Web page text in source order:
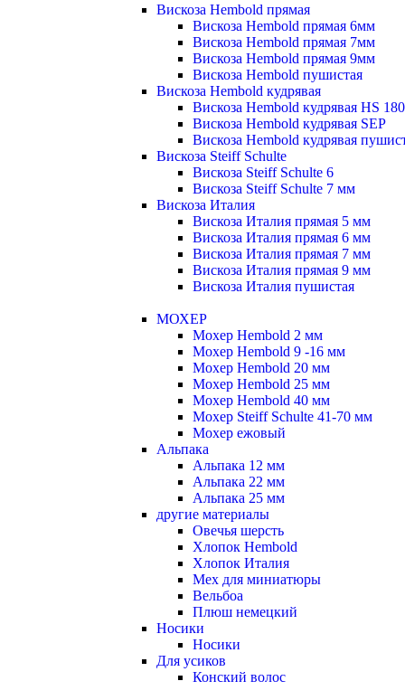
Вискоза Hembold прямая
Вискоза Hembold прямая 6мм
Вискоза Hembold прямая 7мм
Вискоза Hembold прямая 9мм
Вискоза Hembold пушистая
Вискоза Hembold кудрявая
Вискоза Hembold кудрявая HS 180
Вискоза Hembold кудрявая SEP
Вискоза Hembold кудрявая
Вискоза Steiff Schulte
Вискоза Steiff Schulte 6
Вискоза Steiff Schulte 7 мм
Вискоза Италия
Вискоза Италия прямая 5 мм
Вискоза Италия прямая 6 мм
Вискоза Италия прямая 7 мм
Вискоза Италия прямая 9 мм
Вискоза Италия пушистая
МОХЕР
Мохер Hembold 2 мм
Мохер Hembold 9 -16 мм
Мохер Hembold 20 мм
Мохер Hembold 25 мм
Мохер Hembold 40 мм
Мохер Steiff Schulte 41-70 мм
Мохер ежовый
Альпака
Альпака 12 мм
Альпака 22 мм
Альпака 25 мм
другие материалы
Овечья шерсть
Хлопок Hembold
Хлопок Италия
Мех для миниатюры
Вельбоа
Плюш немецкий
Носики
Носики
Для усиков
Конский волос